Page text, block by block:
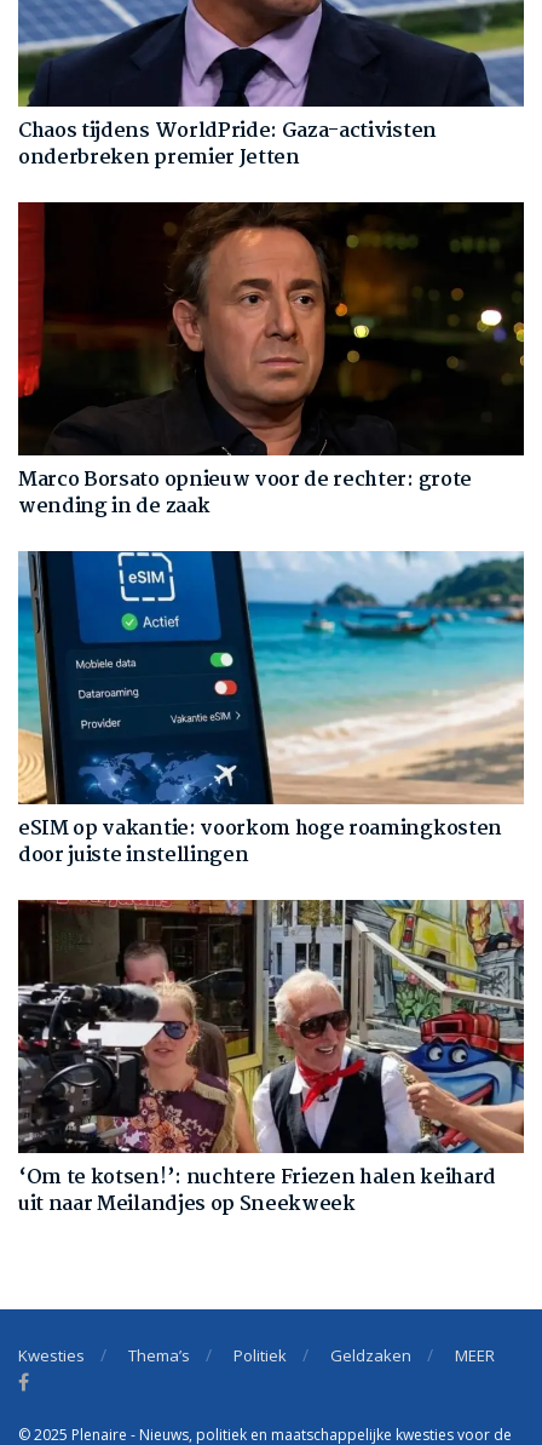
Chaos tijdens WorldPride: Gaza-activisten
onderbreken premier Jetten
Marco Borsato opnieuw voor de rechter: grote
wending in de zaak
eSIM op vakantie: voorkom hoge roamingkosten
door juiste instellingen
‘Om te kotsen!’: nuchtere Friezen halen keihard
uit naar Meilandjes op Sneekweek
Kwesties Thema’s Politiek Geldzaken MEER
© 2025 Plenaire - Nieuws, politiek en maatschappelijke kwesties voor de